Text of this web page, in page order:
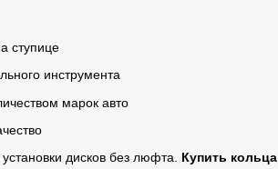
ступице
инструмента
марок авто
дисков без люфта. Купить кольца